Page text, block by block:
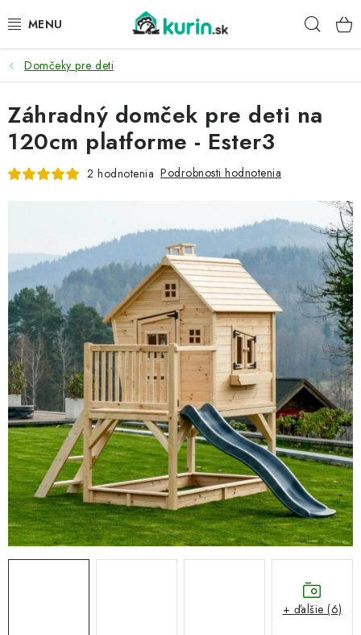
na
PRE HYDINU
PRE PSY
PRE ZAJACE
DOMÁCI WELLNESS
PRE VTÁKY
DARČEKOVÝ POUKAZ
Náš príbeh od začiatku Doprava Kontakt
Blog
Hodnotenie obchodu
Obchodné podmienky
Vrátenie, výmena tovaru
Pravidlá súťaží na Facebooku
Domčeky pre deti
Záhradný domček pre deti na
120cm platforme - Ester3
2 hodnotenia Podrobnosti hodnotenia
+ ďalšie (6)